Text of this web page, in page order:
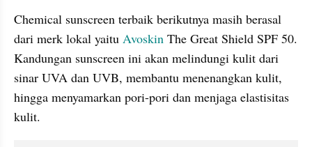
Chemical sunscreen terbaik berikutnya masih berasal
dari merk lokal yaitu Avoskin The Great Shield SPF 50.
Kandungan sunscreen ini akan melindungi kulit dari
sinar UVA dan UVB, membantu menenangkan kulit,
hingga menyamarkan pori-pori dan menjaga elastisitas
kulit.